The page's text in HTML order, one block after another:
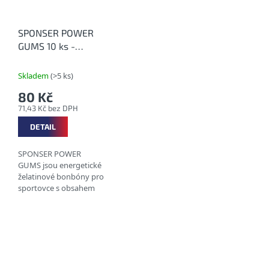
SPONSER POWER
GUMS 10 ks -
Skladem(>5 ks)
71,43 Kč bez DPH
80 Kč
DETAIL
SPONSER POWER
GUMS jsou energetické
želatinové bonbóny pro
sportovce s obsahem